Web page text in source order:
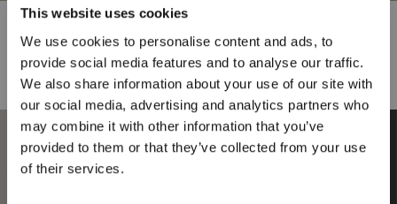
This website uses cookies
We use cookies to personalise content and ads, to
provide social media features and to analyse our traffic.
We also share information about your use of our site with
our social media, advertising and analytics partners who
may combine it with other information that you’ve
provided to them or that they’ve collected from your use
of their services.
interventi manuali
Iscriviti per vincere